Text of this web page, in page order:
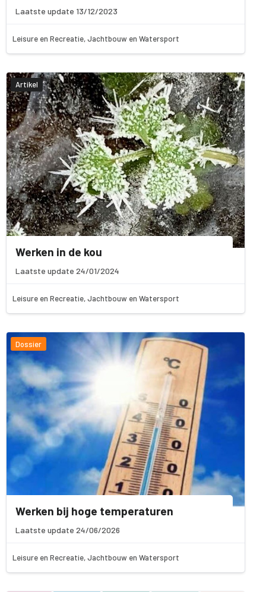
Laatste update 13/12/2023
Leisure en Recreatie, Jachtbouw en Watersport
Artikel
Werken in de kou
Laatste update 24/01/2024
Leisure en Recreatie, Jachtbouw en Watersport
Dossier
Werken bij hoge temperaturen
Laatste update 24/06/2026
Leisure en Recreatie, Jachtbouw en Watersport